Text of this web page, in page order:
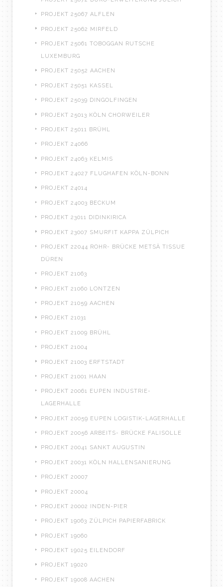
PROJEKT 25067 ALFLEN
PROJEKT 25062 MIRFELD
PROJEKT 25061 TOBOGGAN RUTSCHE
LUXEMBURG
PROJEKT 25052 AACHEN
PROJEKT 25051 KASSEL
PROJEKT 25039 DINGOLFINGEN
PROJEKT 25013 KÖLN CHORWEILER
PROJEKT 25011 BRÜHL
PROJEKT 24066
PROJEKT 24063 KELMIS
PROJEKT 24027 FLUGHAFEN KÖLN-BONN
PROJEKT 24014
PROJEKT 24003 BECKUM
PROJEKT 23011 DIDINKIRICA
PROJEKT 23007 SMURFIT KAPPA ZÜLPICH
PROJEKT 22044 ROHR- BRÜCKE METSÄ TISSUE
DÜREN
PROJEKT 21063
PROJEKT 21060 LONTZEN
PROJEKT 21059 AACHEN
PROJEKT 21031
PROJEKT 21009 BRÜHL
PROJEKT 21004
PROJEKT 21003 ERFTSTADT
PROJEKT 21001 HAAN
PROJEKT 20061 EUPEN INDUSTRIE-
LAGERHALLE
PROJEKT 20059 EUPEN LOGISTIK-LAGERHALLE
PROJEKT 20056 ARBEITS- BRÜCKE FALISOLLE
PROJEKT 20041 SANKT AUGUSTIN
PROJEKT 20031 KÖLN HALLENSANIERUNG
PROJEKT 20007
PROJEKT 20004
PROJEKT 20002 INDEN-PIER
PROJEKT 19063 ZÜLPICH PAPIERFABRICK
PROJEKT 19060
PROJEKT 19025 EILENDORF
PROJEKT 19020
PROJEKT 19008 AACHEN